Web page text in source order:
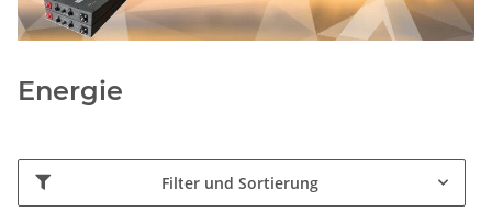
Energie
Filter und Sortierung